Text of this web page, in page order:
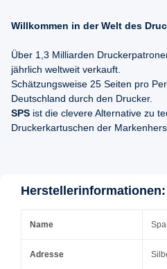
Willkommen in der Welt des
Über 1,3 Milliarden
jährlich weltweit verkauft.
Schätzungsweise 25 Seiten pro
Deutschland durch den Drucker.
SPS ist die clevere Alternative zu
Druckerkartuschen der
Herstellerinformationen:
Name
Adresse